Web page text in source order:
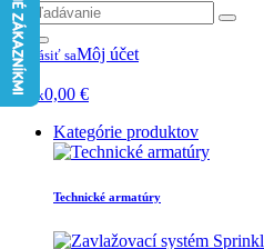
Prihlásiť saMôj účet
0
Košík0,00 €
Kategórie produktov
Technické armatúry